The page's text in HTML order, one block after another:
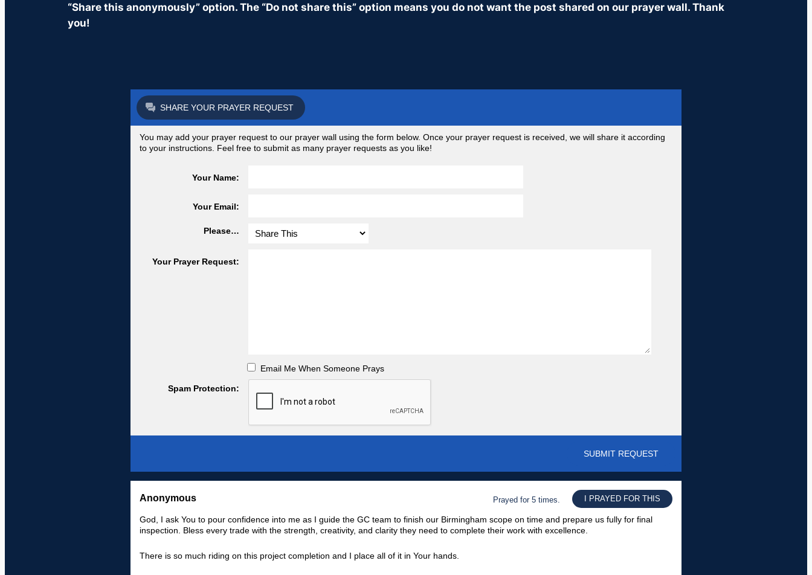
“Share this anonymously” option. The “Do not share this” option means you do not want the post shared on our prayer wall. Thank
you!
SHARE YOUR PRAYER REQUEST
You may add your prayer request to our prayer wall using the form below. Once your prayer request is received, we will share it according
to your instructions. Feel free to submit as many prayer requests as you like!
Your Name:
Your Email:
Please…
Your Prayer Request:
Email Me When Someone Prays
Spam Protection:
I PRAYED FOR THIS
Prayed for 5 times.
Anonymous
God, I ask You to pour confidence into me as I guide the GC team to finish our Birmingham scope on time and prepare us fully for final
inspection. Bless every trade with the strength, creativity, and clarity they need to complete their work with excellence.
There is so much riding on this project completion and I place all of it in Your hands.